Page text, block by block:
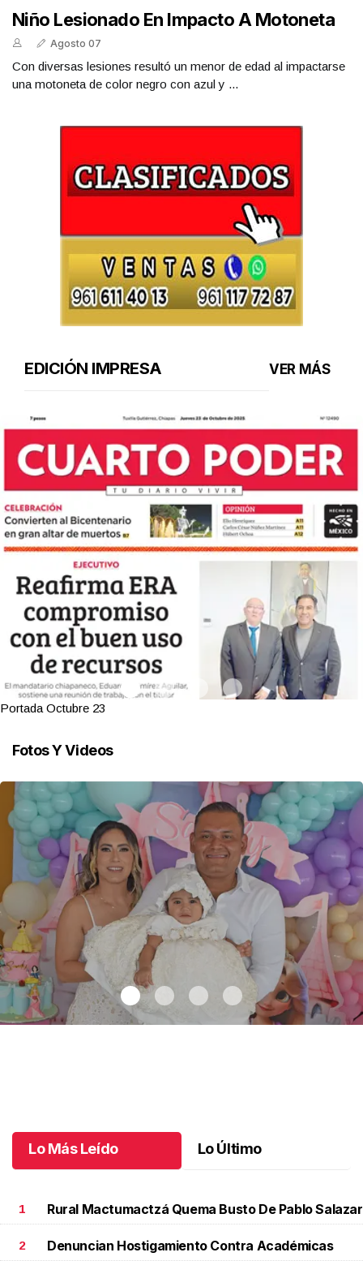
Niño Lesionado En Impacto A Motoneta
Agosto 07
Con diversas lesiones resultó un menor de edad al impactarse
una motoneta de color negro con azul y ...
EDICIÓN IMPRESA VER MÁS
Portada Octubre 23
Fotos Y Videos
Lo Más Leído Lo Último
1 Rural Mactumactzá Quema Busto De Pablo Salazar
2 Denuncian Hostigamiento Contra Académicas